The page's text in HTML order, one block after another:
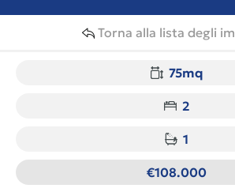
Torna alla lista degli
75mq
2
1
€108.000